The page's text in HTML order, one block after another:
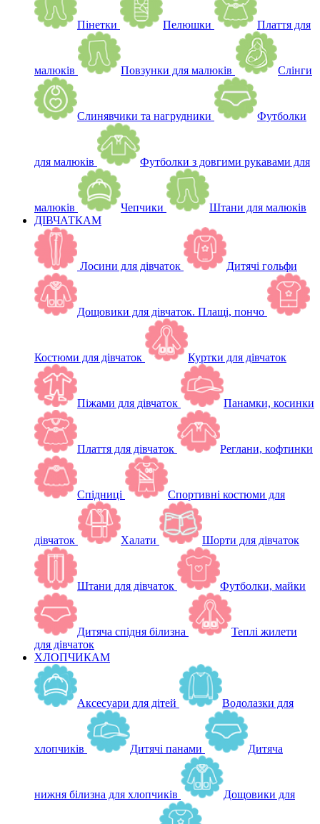
Пінетки Пелюшки Плаття для
малюків Повзунки для малюків Слінги
Слинявчики та нагрудники Футболки
для малюків Футболки з довгими рукавами для
малюків Чепчики
Штани для малюків
ДІВЧАТКАМ
Лосини для дівчаток Дитячі гольфи
Дощовики для дівчаток. Плащі, пончо
Костюми для дівчаток Куртки для дівчаток
Піжами для дівчаток Панамки, косинки
Плаття для дівчаток Реглани, кофтинки
Спідниці Спортивні костюми для
дівчаток Халати Шорти для дівчаток
Штани для дівчаток Футболки, майки
Дитяча спідня білизна
Теплі жилети
для дівчаток
ХЛОПЧИКАМ
Аксесуари для дітей Водолазки для
хлопчиків Дитячі панами Дитяча
нижня білизна для хлопчиків Дощовики для